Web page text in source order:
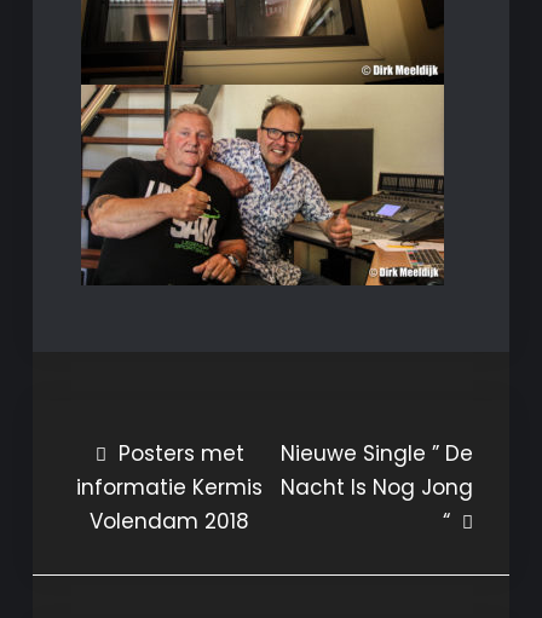
Bericht
navigatie
Posters met
informatie Kermis
Volendam 2018
Nieuwe Single ” De
Nacht Is Nog Jong
“